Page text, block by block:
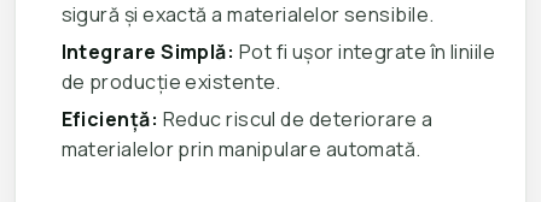
sigură și exactă a materialelor sensibile.
Integrare Simplă: Pot fi ușor integrate în liniile
de producție existente.
Eficiență: Reduc riscul de deteriorare a
materialelor prin manipulare automată.